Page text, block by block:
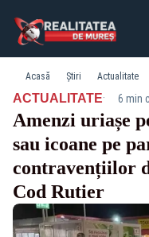
Acasă Știri Actualitate
ACTUALITATE· 6 min
Amenzi uriașe
sau icoane pe
contravențiilor
Cod Rutier